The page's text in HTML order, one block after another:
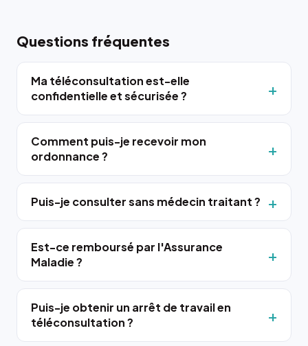
Questions fréquentes
Ma téléconsultation est-elle
confidentielle et sécurisée ?
Comment puis-je recevoir mon
ordonnance ?
Puis-je consulter sans médecin traitant ?
Est-ce remboursé par l'Assurance
Maladie ?
Puis-je obtenir un arrêt de travail en
téléconsultation ?